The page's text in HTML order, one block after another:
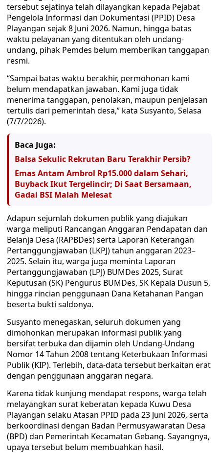
tersebut sejatinya telah dilayangkan kepada Pejabat
Pengelola Informasi dan Dokumentasi (PPID) Desa
Playangan sejak 8 Juni 2026. Namun, hingga batas
waktu pelayanan yang ditentukan oleh undang-
undang, pihak Pemdes belum memberikan tanggapan
resmi.
“Sampai batas waktu berakhir, permohonan kami
belum mendapatkan jawaban. Kami juga tidak
menerima tanggapan, penolakan, maupun penjelasan
tertulis dari pemerintah desa,” kata Susyanto, Selasa
(7/7/2026).
Baca Juga:
Balsa Sekulic Rekrutan Baru Terakhir Persib?
Emas Antam Ambrol Rp15.000 dalam Sehari,
Buyback Ikut Tergelincir; Di Saat Bersamaan,
Gadai BSI Malah Melesat
Adapun sejumlah dokumen publik yang diajukan
warga meliputi Rancangan Anggaran Pendapatan dan
Belanja Desa (RAPBDes) serta Laporan Keterangan
Pertanggungjawaban (LKPJ) tahun anggaran 2023–
2025. Selain itu, warga juga meminta Laporan
Pertanggungjawaban (LPJ) BUMDes 2025, Surat
Keputusan (SK) Pengurus BUMDes, SK Kepala Dusun 5,
hingga rincian penggunaan Dana Ketahanan Pangan
beserta bukti saldonya.
Susyanto menegaskan, seluruh dokumen yang
dimohonkan merupakan informasi publik yang
bersifat terbuka dan dijamin oleh Undang-Undang
Nomor 14 Tahun 2008 tentang Keterbukaan Informasi
Publik (KIP). Terlebih, data-data tersebut berkaitan erat
dengan penggunaan anggaran negara.
Karena tidak kunjung mendapat respons, warga telah
melayangkan surat keberatan kepada Kuwu Desa
Playangan selaku Atasan PPID pada 23 Juni 2026, serta
berkoordinasi dengan Badan Permusyawaratan Desa
(BPD) dan Pemerintah Kecamatan Gebang. Sayangnya,
upaya tersebut belum membuahkan hasil.